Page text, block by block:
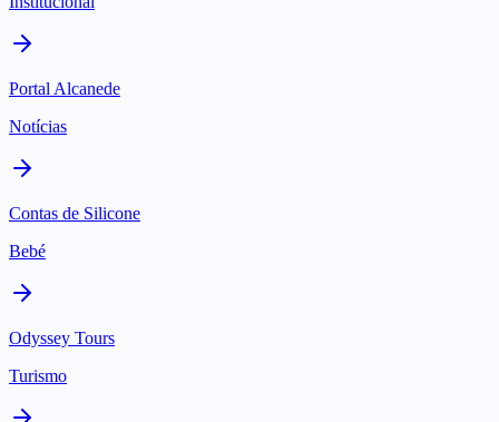
Portal Alcanede
Notícias
Contas de Silicone
Bebé
Odyssey Tours
Turismo